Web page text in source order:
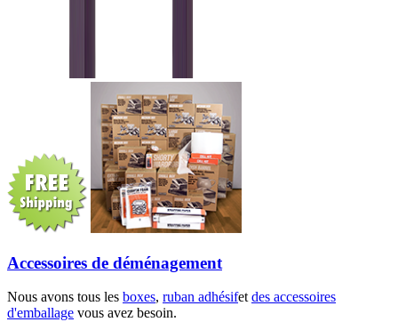
Accessoires de déménagement
Nous avons tous les boxes, ruban adhésifetdes accessoires
d'emballage vous avez besoin.